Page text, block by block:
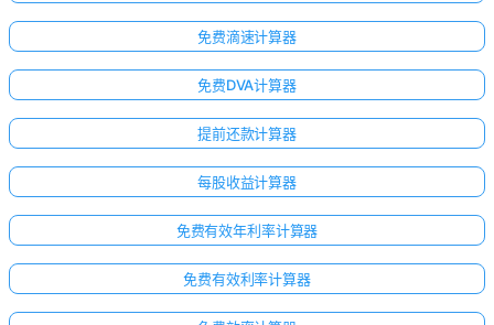
免费滴速计算器
免费DVA计算器
提前还款计算器
每股收益计算器
免费有效年利率计算器
免费有效利率计算器